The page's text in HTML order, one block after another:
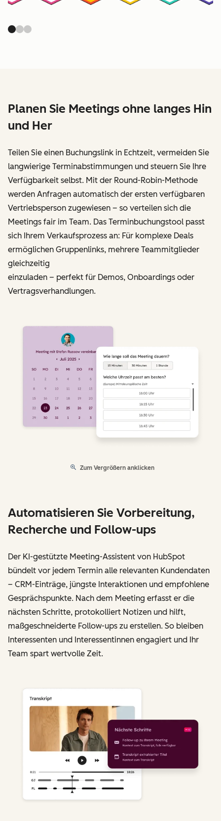
Planen Sie Meetings ohne langes Hin
und Her
Teilen Sie einen Buchungslink in Echtzeit, vermeiden Sie
langwierige Terminabstimmungen und steuern Sie Ihre
Verfügbarkeit selbst. Mit der Round-Robin-Methode
werden Anfragen automatisch der ersten verfügbaren
Vertriebs­person zugewiesen – so verteilen sich die
Meetings fair im Team. Das Terminbuchungstool passt
sich Ihrem Verkaufsprozess an: Für komplexe Deals
ermöglichen Gruppenlinks, mehrere Teammitglieder
gleichzeitig
einzuladen – perfekt für Demos, Onboardings oder
Vertragsverhandlungen.
Zum Vergrößern anklicken
Automatisieren Sie Vorbereitung,
Recherche und Follow-ups
Der KI-gestützte Meeting-Assistent von HubSpot
bündelt vor jedem Termin alle relevanten Kundendaten
– CRM-Einträge, jüngste Interaktionen und empfohlene
Gesprächspunkte. Nach dem Meeting erfasst er die
nächsten Schritte, protokolliert Notizen und hilft,
maßgeschneiderte Follow-ups zu erstellen. So bleiben
Interessenten und Interessentinnen engagiert und Ihr
Team spart wertvolle Zeit.